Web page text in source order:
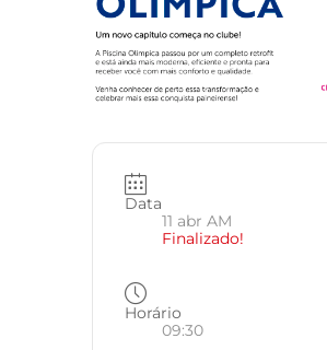
Data
11 abr AM
Finalizado!
Horário
09:30